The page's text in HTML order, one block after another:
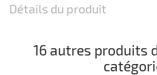
Détails du produit
16 autres produits